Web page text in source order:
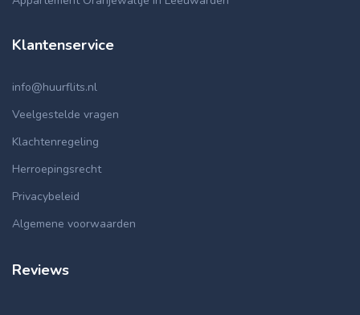
Klantenservice
info@huurflits.nl
Veelgestelde vragen
Klachtenregeling
Herroepingsrecht
Privacybeleid
Algemene voorwaarden
Reviews